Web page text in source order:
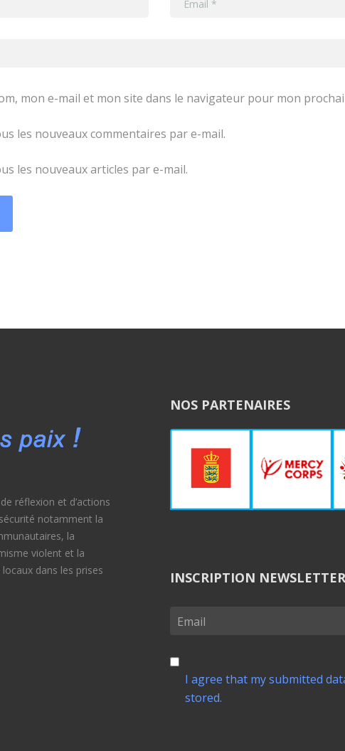
mon e-mail et mon site dans le navigateur pour mon
les nouveaux commentaires par e-mail.
les nouveaux articles par e-mail.
réflexion et d’actions
notamment la
la
violent et la
dans les prises
NOS PARTENAIRES
INSCRIPTION NEWSLETTER
I agree that my submitted
stored.